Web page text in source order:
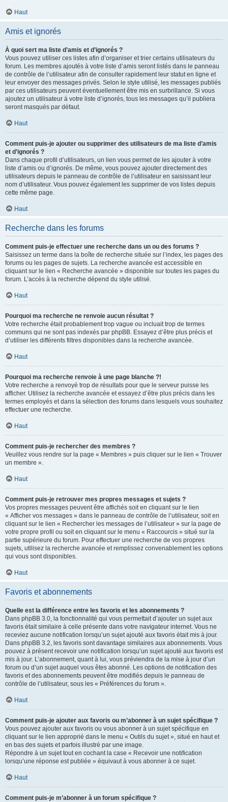
Haut
Amis et ignorés
À quoi sert ma liste d’amis et d’ignorés ?
Vous pouvez utiliser ces listes afin d’organiser et trier certains utilisateurs du
forum. Les membres ajoutés à votre liste d’amis seront listés dans le panneau
de contrôle de l’utilisateur afin de consulter rapidement leur statut en ligne et
leur envoyer des messages privés. Selon le style utilisé, les messages publiés
par ces utilisateurs peuvent éventuellement être mis en surbrillance. Si vous
ajoutez un utilisateur à votre liste d’ignorés, tous les messages qu’il publiera
seront masqués par défaut.
Haut
Comment puis-je ajouter ou supprimer des utilisateurs de ma liste d’amis
et d’ignorés ?
Dans chaque profil d’utilisateurs, un lien vous permet de les ajouter à votre
liste d’amis ou d’ignorés. De même, vous pouvez ajouter directement des
utilisateurs depuis le panneau de contrôle de l’utilisateur en saisissant leur
nom d’utilisateur. Vous pouvez également les supprimer de vos listes depuis
cette même page.
Haut
Recherche dans les forums
Comment puis-je effectuer une recherche dans un ou des forums ?
Saisissez un terme dans la boîte de recherche située sur l’index, les pages des
forums ou les pages de sujets. La recherche avancée est accessible en
cliquant sur le lien « Recherche avancée » disponible sur toutes les pages du
forum. L’accès à la recherche dépend du style utilisé.
Haut
Pourquoi ma recherche ne renvoie aucun résultat ?
Votre recherche était probablement trop vague ou incluait trop de termes
communs qui ne sont pas indexés par phpBB. Essayez d’être plus précis et
d’utiliser les différents filtres disponibles dans la recherche avancée.
Haut
Pourquoi ma recherche renvoie à une page blanche ?!
Votre recherche a renvoyé trop de résultats pour que le serveur puisse les
afficher. Utilisez la recherche avancée et essayez d’être plus précis dans les
termes employés et dans la sélection des forums dans lesquels vous souhaitez
effectuer une recherche.
Haut
Comment puis-je rechercher des membres ?
Veuillez vous rendre sur la page « Membres » puis cliquer sur le lien « Trouver
un membre ».
Haut
Comment puis-je retrouver mes propres messages et sujets ?
Vos propres messages peuvent être affichés soit en cliquant sur le lien
« Afficher vos messages » dans le panneau de contrôle de l’utilisateur, soit en
cliquant sur le lien « Rechercher les messages de l’utilisateur » sur la page de
votre propre profil ou soit en cliquant sur le menu « Raccourcis » situé sur la
partie supérieure du forum. Pour effectuer une recherche de vos propres
sujets, utilisez la recherche avancée et remplissez convenablement les options
qui vous sont disponibles.
Haut
Favoris et abonnements
Quelle est la différence entre les favoris et les abonnements ?
Dans phpBB 3.0, la fonctionnalité qui vous permettait d’ajouter un sujet aux
favoris était similaire à celle présente dans votre navigateur internet. Vous ne
receviez aucune notification lorsqu’un sujet ajouté aux favoris était mis à jour.
Dans phpBB 3.2, les favoris sont davantage similaires aux abonnements. Vous
pouvez à présent recevoir une notification lorsqu’un sujet ajouté aux favoris est
mis à jour. L’abonnement, quant à lui, vous préviendra de la mise à jour d’un
forum ou d’un sujet auquel vous êtes abonné. Les options de notification des
favoris et des abonnements peuvent être modifiés depuis le panneau de
contrôle de l’utilisateur, sous les « Préférences du forum ».
Haut
Comment puis-je ajouter aux favoris ou m’abonner à un sujet spécifique ?
Vous pouvez ajouter aux favoris ou vous abonner à un sujet spécifique en
cliquant sur le lien approprié dans le menu « Outils du sujet », situé en haut et
en bas des sujets et parfois illustré par une image.
Répondre à un sujet tout en cochant la case « Recevoir une notification
lorsqu’une réponse est publiée » équivaut à vous abonner à ce sujet.
Haut
Comment puis-je m’abonner à un forum spécifique ?